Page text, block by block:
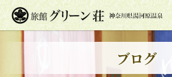
ブログ